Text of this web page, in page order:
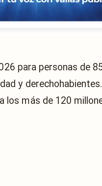
para personas de
y
los más de 120